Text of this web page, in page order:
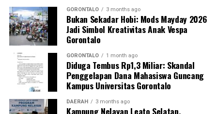
“Kehadiran mahasiswa mempercepat jangkauan skema
active case findingTBC yang dicanangkan pemerintah.
Sinergi multisektor antara perguruan tinggi, dinas
kesehatan, puskesmas, dan pemerintah desa seperti
inilah yang menjadi kunci sukses pembentukan
masyarakat sadar sehat,” jelas Dr. Vivien.
Masyarakat Desa Luwoo menyambut antusias agenda
terpadu ini. Ratusan warga memanfaatkan layanan
pemeriksaan kesehatan gratis sekaligus berkonsultasi
GORONTALO 3 months ago
Bukan Sekadar Hobi: Mods Mayday 2026
Jadi Simbol Kreativitas Anak Vespa
Gorontalo
GORONTALO 1 month ago
Diduga Tembus Rp1,3 Miliar: Skandal
Penggelapan Dana Mahasiswa Guncang
Kampus Universitas Gorontalo
DAERAH 3 months ago
Kampung Nelayan Leato Selatan,